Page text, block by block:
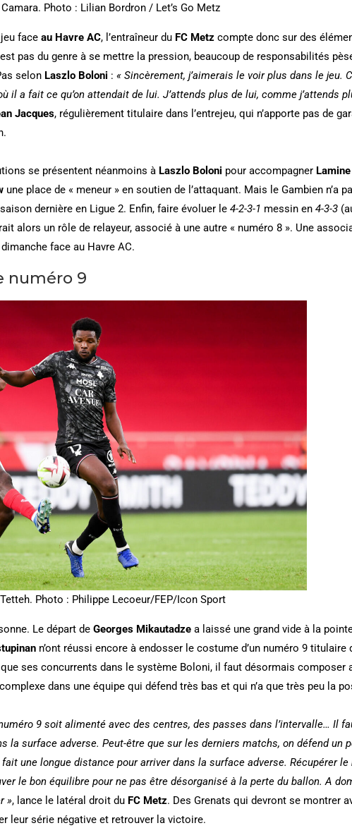
Photo : Lilian Bordron / Let’s Go Metz
face au Havre AC, l’entraîneur du FC Metz compte donc sur des
pas du genre à se mettre la pression, beaucoup de responsabilités
selon Laszlo Boloni : « Sincèrement, j’aimerais le voir plus dans le jeu.
il a fait ce qu’on attendait de lui. J’attends plus de lui, comme j’attends
Jacques, régulièrement titulaire dans l’entrejeu, qui n’apporte pas de
se présentent néanmoins à Laszlo Boloni pour accompagner
une place de « meneur » en soutien de l’attaquant. Mais le Gambien n’a
dernière en Ligue 2. Enfin, faire évoluer le 4-2-3-1 messin en 4-3-3
alors un rôle de relayeur, associé à une autre « numéro 8 ». Une
face au Havre AC.
numéro 9
Photo : Philippe Lecoeur/FEP/Icon Sport
Le départ de Georges Mikautadze a laissé une grand vide à la
n’ont réussi encore à endosser le costume d’un numéro 9
ses concurrents dans le système Boloni, il faut désormais composer
dans une équipe qui défend très bas et qui n’a que très peu la
9 soit alimenté avec des centres, des passes dans l’intervalle… Il
la surface adverse. Peut-être que sur les derniers matchs, on défend un
une longue distance pour arriver dans la surface adverse. Récupérer
le bon équilibre pour ne pas être désorganisé à la perte du ballon. A
», lance le latéral droit du FC Metz. Des Grenats qui devront se montrer
leur série négative et retrouver la victoire.